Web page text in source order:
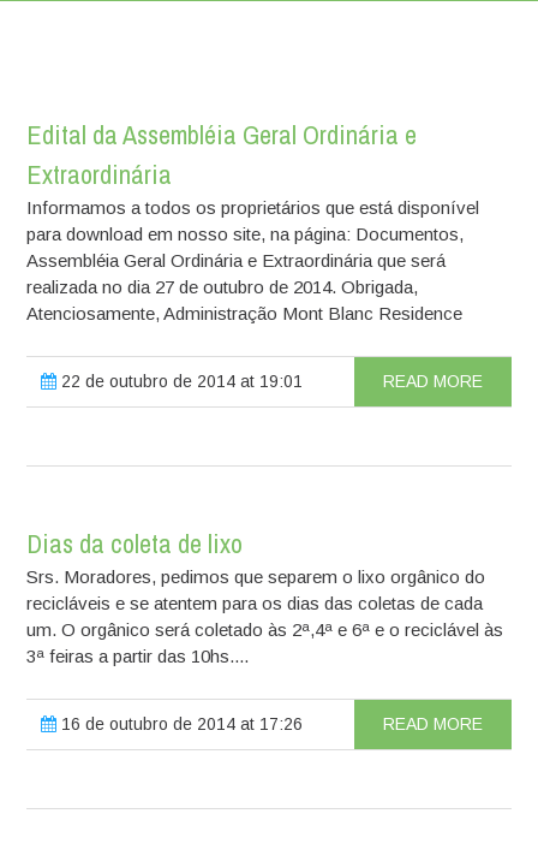
Edital da Assembléia Geral Ordinária e
Extraordinária
Informamos a todos os proprietários que está disponível
para download em nosso site, na página: Documentos,
Assembléia Geral Ordinária e Extraordinária que será
realizada no dia 27 de outubro de 2014. Obrigada,
Atenciosamente, Administração Mont Blanc Residence
22 de outubro de 2014 at 19:01 READ MORE
Dias da coleta de lixo
Srs. Moradores, pedimos que separem o lixo orgânico do
recicláveis e se atentem para os dias das coletas de cada
um. O orgânico será coletado às 2ª,4ª e 6ª e o reciclável às
3ª feiras a partir das 10hs....
16 de outubro de 2014 at 17:26 READ MORE